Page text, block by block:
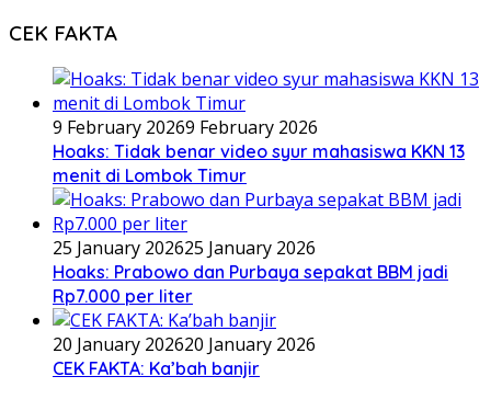
CEK FAKTA
9 February 20269 February 2026
Hoaks: Tidak benar video syur mahasiswa KKN 13
menit di Lombok Timur
25 January 202625 January 2026
Hoaks: Prabowo dan Purbaya sepakat BBM jadi
Rp7.000 per liter
20 January 202620 January 2026
CEK FAKTA: Ka’bah banjir